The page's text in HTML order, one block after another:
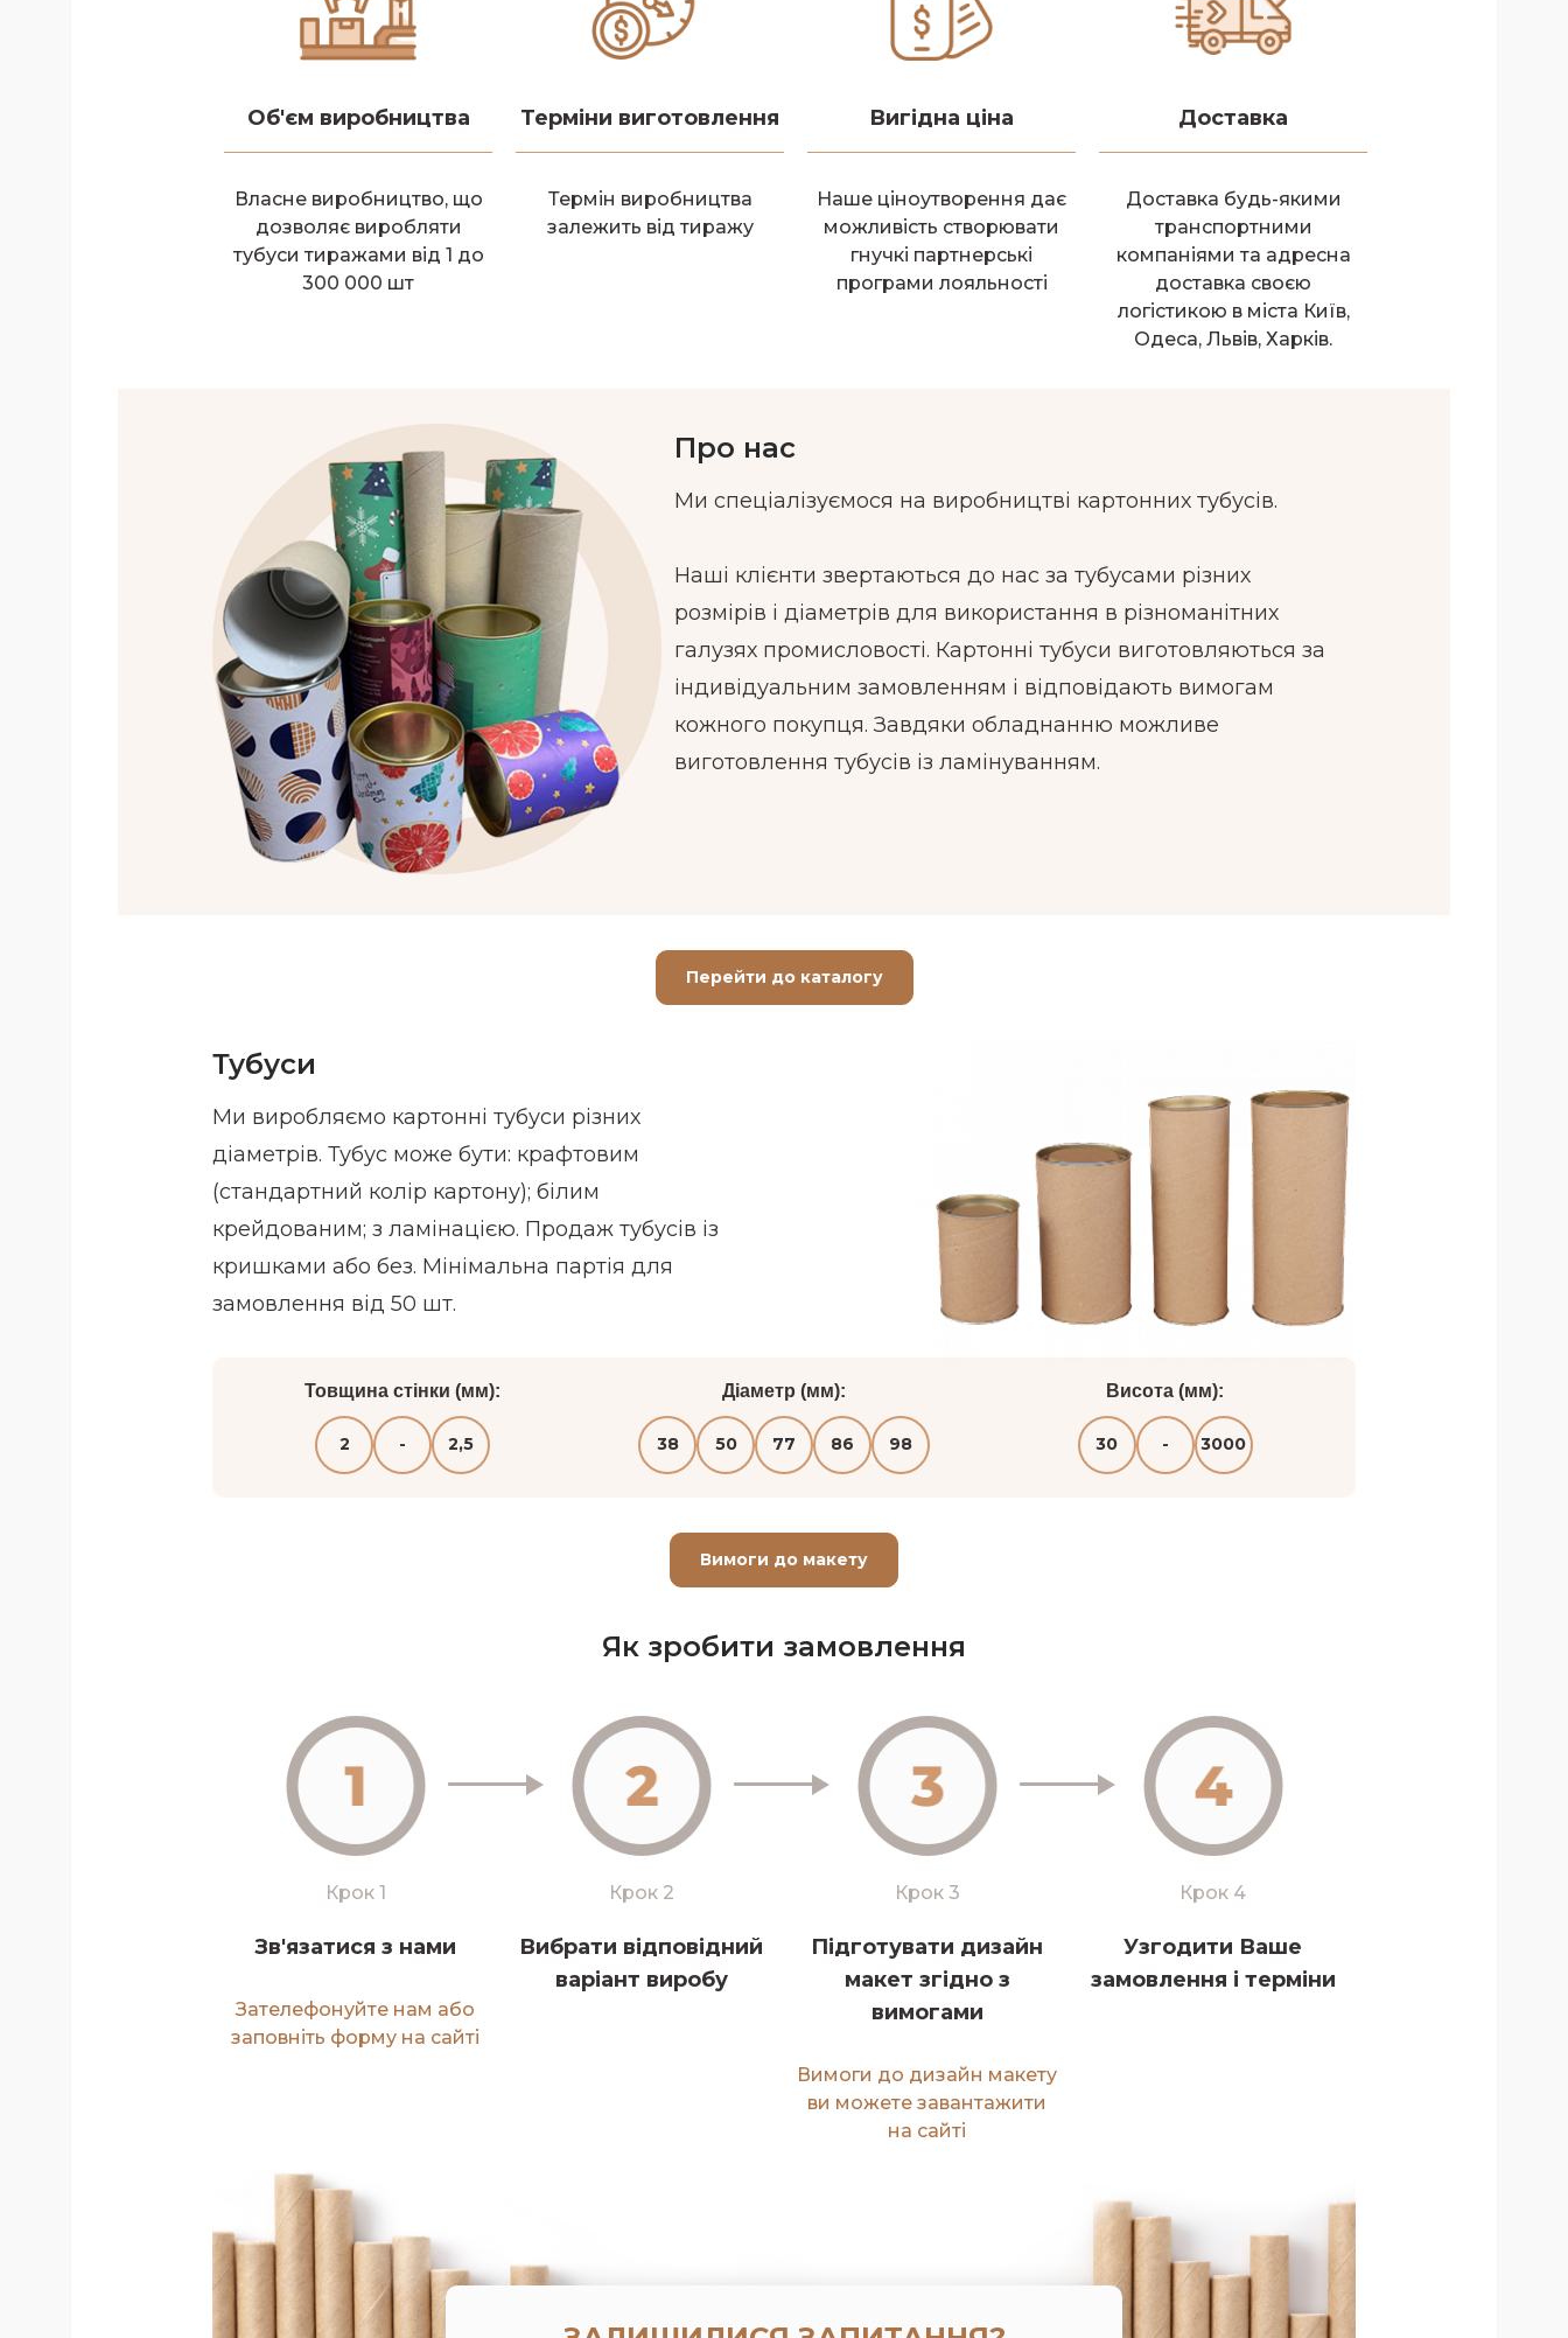
Об'єм виробництва
Власне виробництво, що
дозволяє виробляти
тубуси тиражами від 1 до
300 000 шт
Терміни виготовлення
Термін виробництва
залежить від тиражу
Вигідна ціна
Наше ціноутворення дає
можливість створювати
гнучкі партнерські
програми лояльності
Доставка
Доставка будь-якими
транспортними
компаніями та адресна
доставка своєю
логістикою в міста Київ,
Одеса, Львів, Харків.
Про нас
Ми спеціалізуємося на виробництві картонних тубусів.
Наші клієнти звертаються до нас за тубусами різних
розмірів і діаметрів для використання в різноманітних
галузях промисловості. Картонні тубуси виготовляються за
індивідуальним замовленням і відповідають вимогам
кожного покупця. Завдяки обладнанню можливе
виготовлення тубусів із ламінуванням.
Перейти до каталогу
Тубуси
Ми виробляємо картонні тубуси різних
діаметрів. Тубус може бути: крафтовим
(стандартний колір картону); білим
крейдованим; з ламінацією. Продаж тубусів із
кришками або без. Мінімальна партія для
замовлення від 50 шт.
Товщина стінки (мм):
2 - 2,5
Діаметр (мм):
38 50 77 86 98
Висота (мм):
30 - 3000
Вимоги до макету
Як зробити замовлення
Крок 1
Зв'язатися з нами
Зателефонуйте нам або
заповніть форму на сайті
Крок 2
Вибрати відповідний
варіант виробу
Крок 3
Підготувати дизайн
макет згідно з
вимогами
Вимоги до дизайн макету
ви можете завантажити
на сайті
Крок 4
Узгодити Ваше
замовлення і терміни